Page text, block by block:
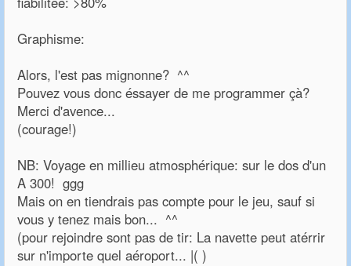
Graphisme:
Alors, l'est pas mignonne? ^^
Pouvez vous donc éssayer de me programmer çà?
Merci d'avence...
(courage!)
NB: Voyage en millieu atmosphérique: sur le dos d'un
A 300! ggg
Mais on en tiendrais pas compte pour le jeu, sauf si
vous y tenez mais bon... ^^
(pour rejoindre sont pas de tir: La navette peut atérrir
sur n'importe quel aéroport... |( )